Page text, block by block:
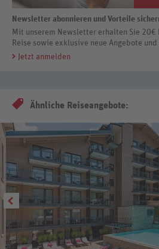
Newsletter abonnieren und Vorteile
Mit unserem Newsletter erhalten Sie 20€
Reise sowie exklusive neue Angebote
Jetzt anmelden
Ähnliche Reiseangebote: